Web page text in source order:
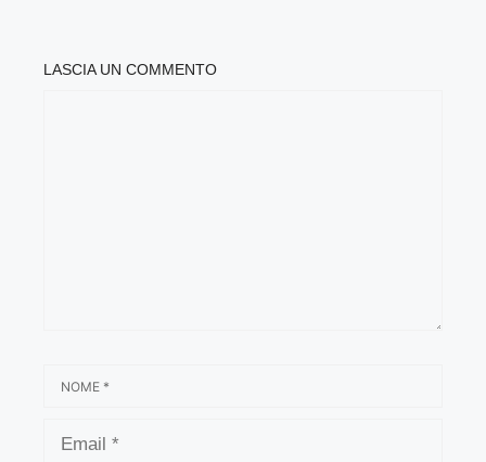
LASCIA UN COMMENTO